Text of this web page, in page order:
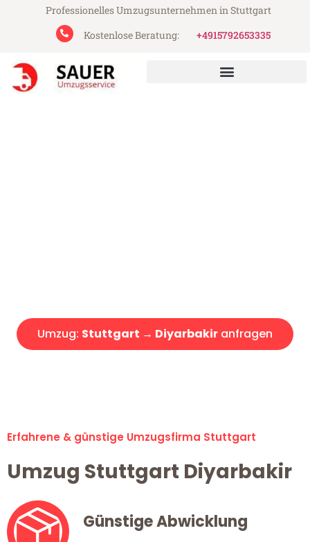
Professionelles Umzugsunternehmen in Stuttgart
Kostenlose Beratung:
+4915792653335
Umzug: Stuttgart → Diyarbakir anfragen
Erfahrene & günstige Umzugsfirma Stuttgart
Umzug Stuttgart Diyarbakir
Günstige Abwicklung